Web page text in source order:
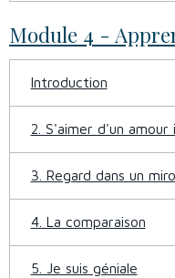
Module 4 -
Introduction
2. S'aimer d'un amour
3. Regard dans un
4. La comparaison
5. Je suis géniale